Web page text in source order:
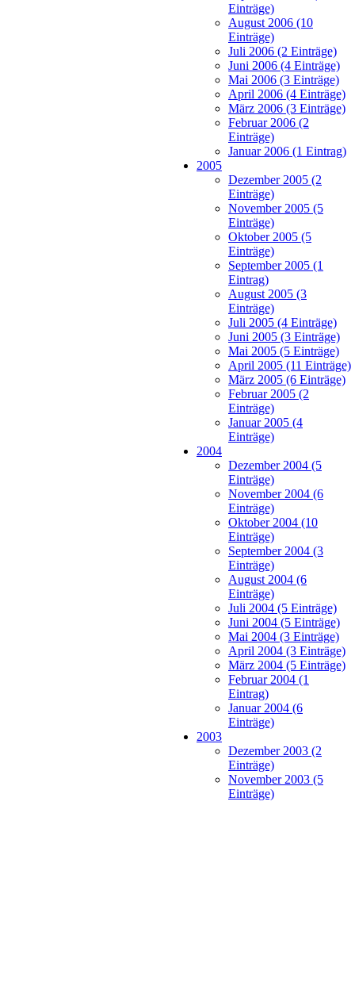
Einträge)
August 2006 (10
Einträge)
Juli 2006 (2 Einträge)
Juni 2006 (4 Einträge)
Mai 2006 (3 Einträge)
April 2006 (4 Einträge)
März 2006 (3 Einträge)
Februar 2006 (2
Einträge)
Januar 2006 (1 Eintrag)
2005
Dezember 2005 (2
Einträge)
November 2005 (5
Einträge)
Oktober 2005 (5
Einträge)
September 2005 (1
Eintrag)
August 2005 (3
Einträge)
Juli 2005 (4 Einträge)
Juni 2005 (3 Einträge)
Mai 2005 (5 Einträge)
April 2005 (11 Einträge)
März 2005 (6 Einträge)
Februar 2005 (2
Einträge)
Januar 2005 (4
Einträge)
2004
Dezember 2004 (5
Einträge)
November 2004 (6
Einträge)
Oktober 2004 (10
Einträge)
September 2004 (3
Einträge)
August 2004 (6
Einträge)
Juli 2004 (5 Einträge)
Juni 2004 (5 Einträge)
Mai 2004 (3 Einträge)
April 2004 (3 Einträge)
März 2004 (5 Einträge)
Februar 2004 (1
Eintrag)
Januar 2004 (6
Einträge)
2003
Dezember 2003 (2
Einträge)
November 2003 (5
Einträge)